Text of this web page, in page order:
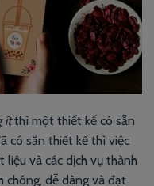
ítthì một thiết kế có sẵn
có sẵn thiết kế thì việc
và các dịch vụ thành
chóng, dễ dàng và đạt